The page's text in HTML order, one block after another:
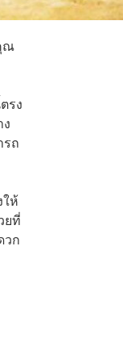
ณ
รง
ถ
ห้
ยที่
วก